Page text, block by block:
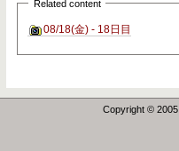
Related content
08/18(金) - 18日目
Copyright ©